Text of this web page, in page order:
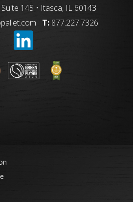
145 • Itasca, IL 60143
T: 877.227.7326